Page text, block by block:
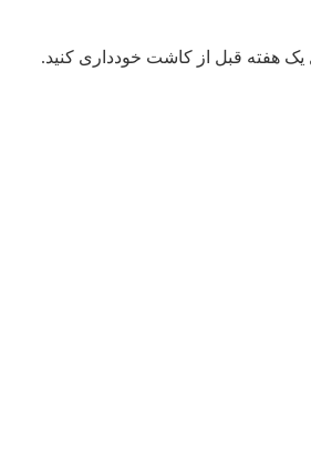
مکمل حداقل یک هفته قبل از کاشت خودداری کنید.